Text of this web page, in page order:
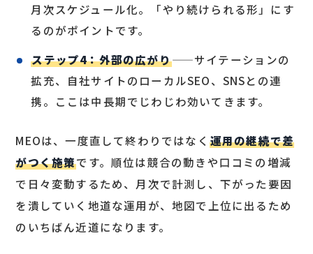
月次スケジュール化。「やり続けられる形」にす
るのがポイントです。
ステップ4：外部の広がり——サイテーションの
拡充、自社サイトのローカルSEO、SNSとの連
携。ここは中長期でじわじわ効いてきます。
MEOは、一度直して終わりではなく 運用の継続で差
がつく施策です。順位は競合の動きや口コミの増減
で日々変動するため、月次で計測し、下がった要因
を潰していく地道な運用が、地図で上位に出るため
のいちばん近道になります。